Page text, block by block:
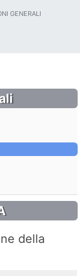
GENERALI
della